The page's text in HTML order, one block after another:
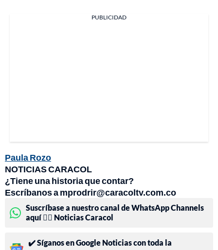
PUBLICIDAD
Paula Rozo
NOTICIAS CARACOL
¿Tiene una historia que contar?
Escríbanos a mprodrir@caracoltv.com.co
Suscríbase a nuestro canal de WhatsApp Channels
aquí 👉🏻 Noticias Caracol
✔️ Síganos en Google Noticias con toda la